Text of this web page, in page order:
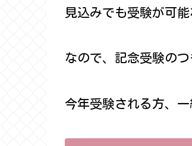
見込みでも受験が可
なので、記念受験の
今年受験される方、